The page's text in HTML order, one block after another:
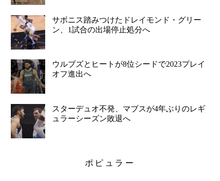
サボニス踏みつけたドレイモンド・グリー
ン、1試合の出場停止処分へ
ウルブズとヒートが8位シードで2023プレイ
オフ進出へ
スターデュオ不発、マブスが4年ぶりのレギ
ュラーシーズン敗退へ
ポピュラー